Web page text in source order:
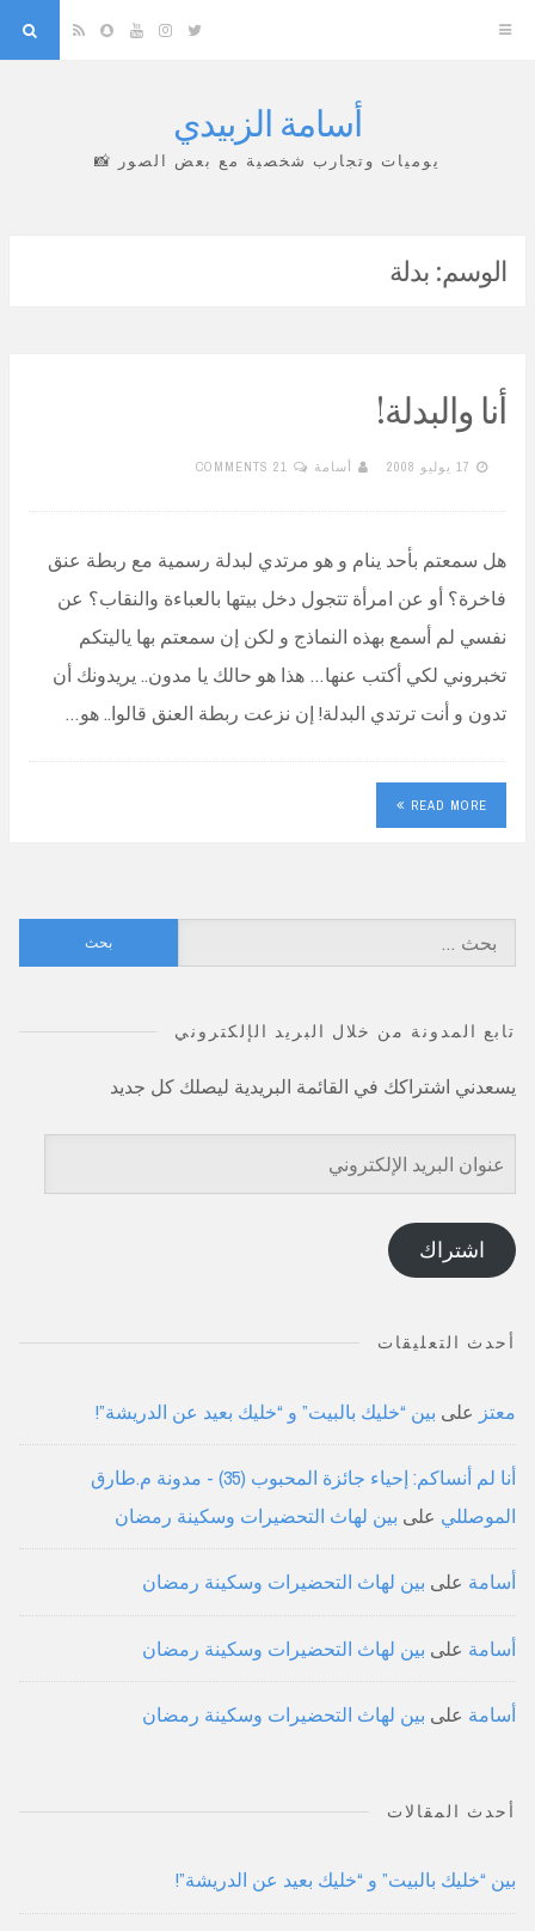
Twitter
Instagram
YouTube
Snapchat
RSS
أسامة الزبيدي
يوميات وتجارب شخصية مع بعض الصور 📸
الوسم: بدلة
أنا والبدلة!
17 يوليو 2008 أسامة 21 COMMENTS
هل سمعتم بأحد ينام و هو مرتدي لبدلة رسمية مع ربطة عنق
فاخرة؟ أو عن امرأة تتجول دخل بيتها بالعباءة والنقاب؟ عن
نفسي لم أسمع بهذه النماذج و لكن إن سمعتم بها ياليتكم
تخبروني لكي أكتب عنها… هذا هو حالك يا مدون.. يريدونك أن
تدون و أنت ترتدي البدلة! إن نزعت ربطة العنق قالوا.. هو…
READ MORE
عن:
تابع المدونة من خلال البريد الإلكتروني
يسعدني اشتراكك في القائمة البريدية ليصلك كل جديد
عنوان
البريد
الإلكتروني
اشتراك
أحدث التعليقات
معتز على بين “خليك بالبيت” و “خليك بعيد عن الدريشة”!
أنا لم أنساكم: إحياء جائزة المحبوب (35) - مدونة م.طارق
الموصللي على بين لهاث التحضيرات وسكينة رمضان
أسامة على بين لهاث التحضيرات وسكينة رمضان
أسامة على بين لهاث التحضيرات وسكينة رمضان
أسامة على بين لهاث التحضيرات وسكينة رمضان
أحدث المقالات
بين “خليك بالبيت” و “خليك بعيد عن الدريشة”!